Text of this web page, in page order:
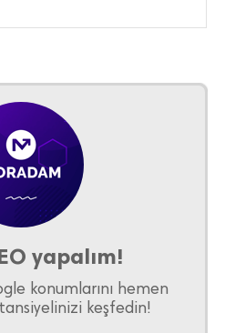
yapalım!
konumlarını hemen
keşfedin!